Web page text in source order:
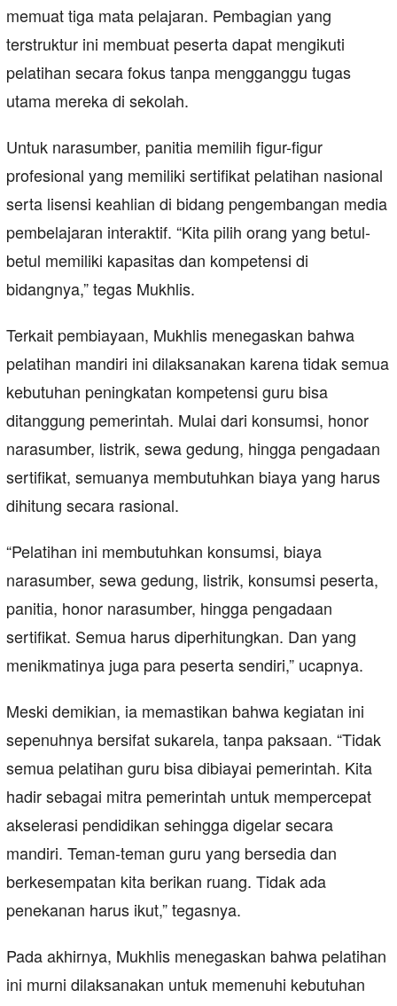
memuat tiga mata pelajaran. Pembagian yang
terstruktur ini membuat peserta dapat mengikuti
pelatihan secara fokus tanpa mengganggu tugas
utama mereka di sekolah.
Untuk narasumber, panitia memilih figur-figur
profesional yang memiliki sertifikat pelatihan nasional
serta lisensi keahlian di bidang pengembangan media
pembelajaran interaktif. “Kita pilih orang yang betul-
betul memiliki kapasitas dan kompetensi di
bidangnya,” tegas Mukhlis.
Terkait pembiayaan, Mukhlis menegaskan bahwa
pelatihan mandiri ini dilaksanakan karena tidak semua
kebutuhan peningkatan kompetensi guru bisa
ditanggung pemerintah. Mulai dari konsumsi, honor
narasumber, listrik, sewa gedung, hingga pengadaan
sertifikat, semuanya membutuhkan biaya yang harus
dihitung secara rasional.
“Pelatihan ini membutuhkan konsumsi, biaya
narasumber, sewa gedung, listrik, konsumsi peserta,
panitia, honor narasumber, hingga pengadaan
sertifikat. Semua harus diperhitungkan. Dan yang
menikmatinya juga para peserta sendiri,” ucapnya.
Meski demikian, ia memastikan bahwa kegiatan ini
sepenuhnya bersifat sukarela, tanpa paksaan. “Tidak
semua pelatihan guru bisa dibiayai pemerintah. Kita
hadir sebagai mitra pemerintah untuk mempercepat
akselerasi pendidikan sehingga digelar secara
mandiri. Teman-teman guru yang bersedia dan
berkesempatan kita berikan ruang. Tidak ada
penekanan harus ikut,” tegasnya.
Pada akhirnya, Mukhlis menegaskan bahwa pelatihan
ini murni dilaksanakan untuk memenuhi kebutuhan